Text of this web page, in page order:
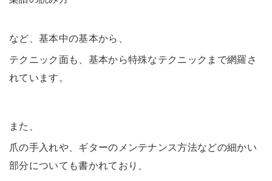
など、基本中の基本から、
テクニック面も、基本から特殊なテクニックまで網羅さ
れています。
また、
爪の手入れや、ギターのメンテナンス方法などの細かい
部分についても書かれており、